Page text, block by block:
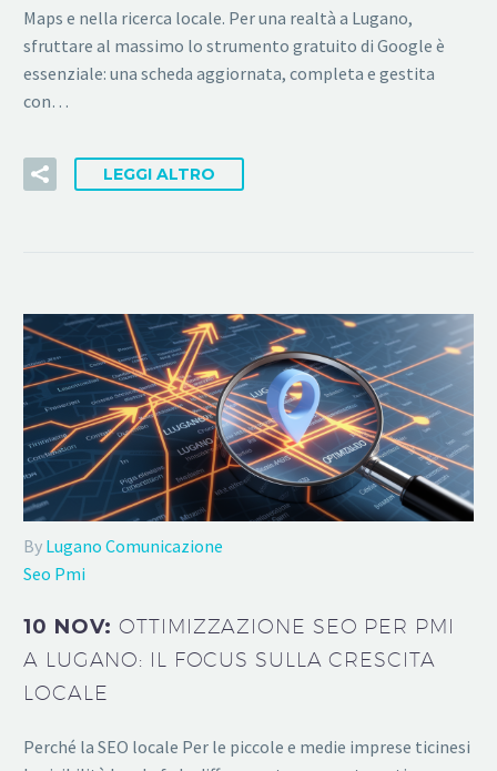
Maps e nella ricerca locale. Per una realtà a Lugano,
sfruttare al massimo lo strumento gratuito di Google è
essenziale: una scheda aggiornata, completa e gestita
con…
LEGGI ALTRO
By Lugano Comunicazione
Seo Pmi
10 NOV:OTTIMIZZAZIONE SEO PER PMI
A LUGANO: IL FOCUS SULLA CRESCITA
LOCALE
Perché la SEO locale Per le piccole e medie imprese ticinesi